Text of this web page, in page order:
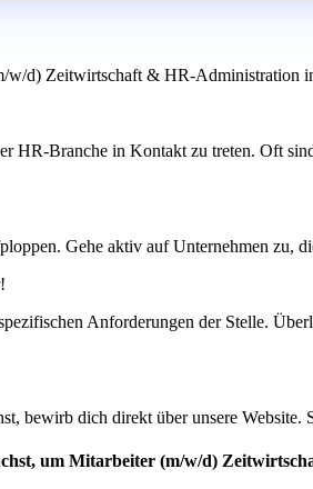
w/d) Zeitwirtschaft & HR-Administration
Branche in Kontakt zu treten. Oft
Gehe aktiv auf Unternehmen
Anforderungen der Stelle.
bewirb dich direkt über unsere
um Mitarbeiter (m/w/d)